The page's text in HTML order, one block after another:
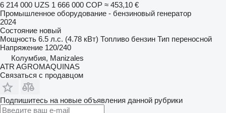
6 214 000 UZS 1 666 000 COP ≈ 453,10 €
Промышленное оборудование - бензиновый генератор
2024
Состояние новый
Мощность 6.5 л.с. (4.78 кВт) Топливо бензин Тип переносной
Напряжение 120/240
Колумбия, Manizales
ATR AGROMAQUINAS
Связаться с продавцом
Подпишитесь на новые объявления данной рубрики